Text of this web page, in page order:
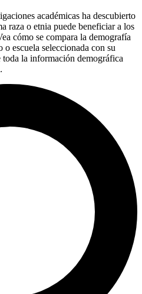
académicas ha descubierto
raza o etnia puede beneficiar a los
cómo se compara la demografía
escuela seleccionada con su
toda la información demográfica